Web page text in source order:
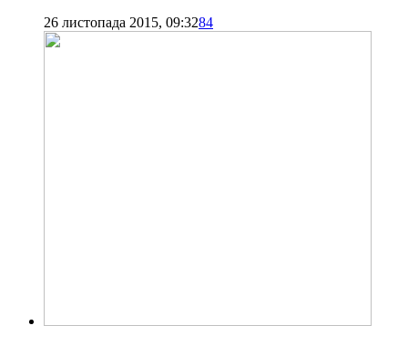
26 листопада 2015, 09:3284